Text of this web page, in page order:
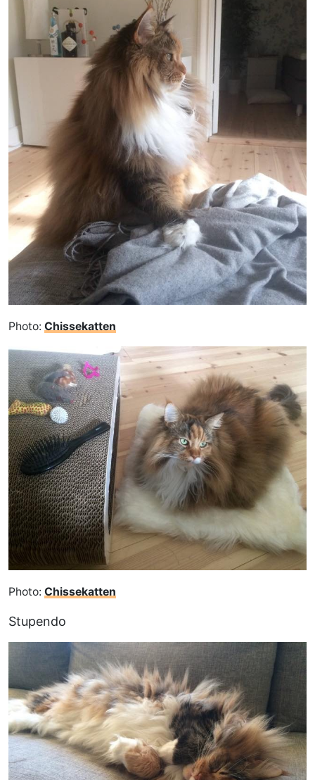
Photo: Chissekatten
Photo: Chissekatten
Stupendo